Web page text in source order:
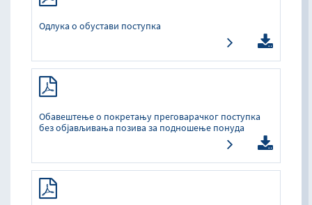
Одлука о обустави поступка
Обавештење о покретању преговарачког поступка
без објављивања позива за подношење понуда